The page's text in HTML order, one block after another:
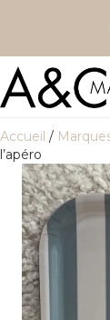
Accueil /
l’apéro